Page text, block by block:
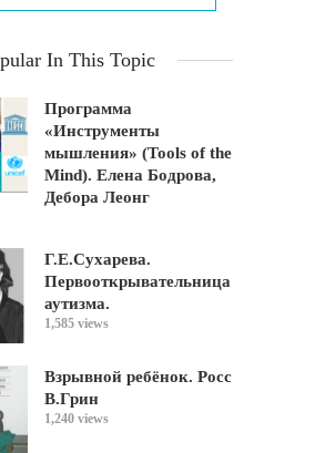
In This Topic
Программа
«Инструменты
мышления» (Tools of the
Mind). Елена Бодрова,
Дебора Леонг
Г.Е.Сухарева.
Первооткрывательница
аутизма.
1,585 views
Взрывной ребёнок. Росс
В.Грин
1,240 views